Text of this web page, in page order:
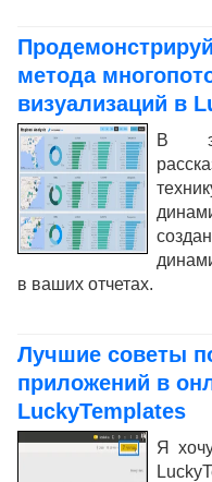
метода
визуализаций в
В
в ваших отчетах.
Лучшие советы
приложений в
LuckyTemplates
Я